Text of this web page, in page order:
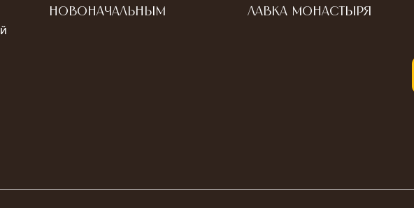
Новоначальным
Лавка монастыря